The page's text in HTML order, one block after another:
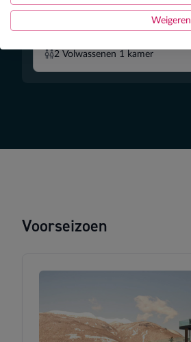
Weigeren
Filter
Wie gaat mee? (kamersamenstelling)
2 Volwassenen 1 kamer
Voorseizoen